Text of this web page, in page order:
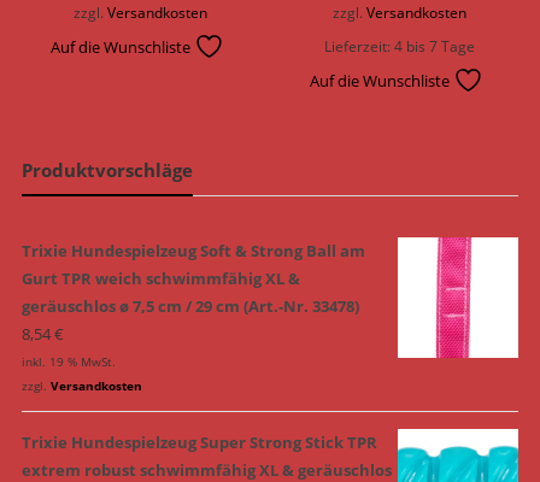
zzgl.Versandkosten
Auf die Wunschliste
zzgl. Versandkosten
Lieferzeit:4 bis 7 Tage
Auf die Wunschliste
Produktvorschläge
Trixie Hundespielzeug Soft & Strong Ball am
Gurt TPR weich schwimmfähig XL &
geräuschlos ø 7,5 cm / 29 cm (Art.-Nr. 33478)
8,54€
inkl. 19 % MwSt.
zzgl. Versandkosten
Trixie Hundespielzeug Super Strong Stick TPR
extrem robust schwimmfähig XL & geräuschlos